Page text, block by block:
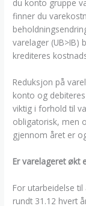
du konto gruppe
finner du
varelager (UB>IB)
krediteres
Reduksjon på
konto og
viktig i forhold til
obligatorisk, men
gjennom året er
Er varelageret økt
For utarbeidelse
rundt 31.12 hvert